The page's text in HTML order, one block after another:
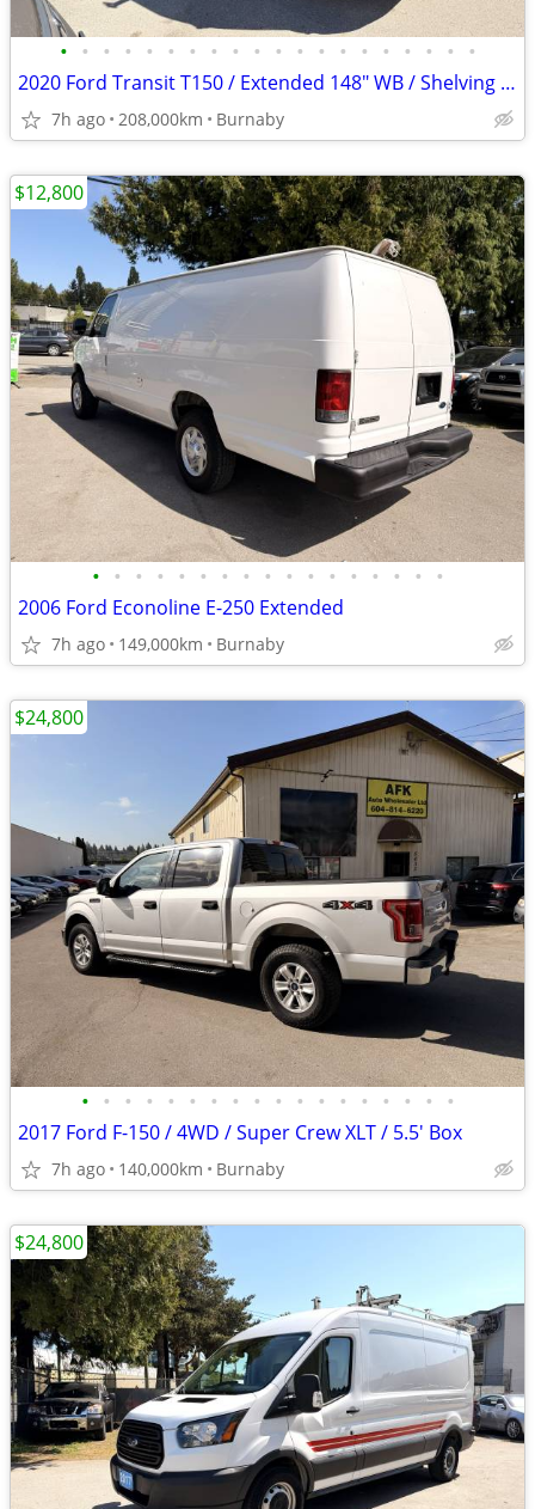
• • • • • • • • • • • • • • • • • • • •
2020 Ford Transit T150 / Extended 148" WB / Shelving / Low Roof
7h ago 208,000km Burnaby
• • • • • • • • • • • • • • • • •
2006 Ford Econoline E-250 Extended
7h ago 149,000km Burnaby
$12,800
• • • • • • • • • • • • • • • • • •
2017 Ford F-150 / 4WD / Super Crew XLT / 5.5' Box
7h ago 140,000km Burnaby
$24,800
$24,800